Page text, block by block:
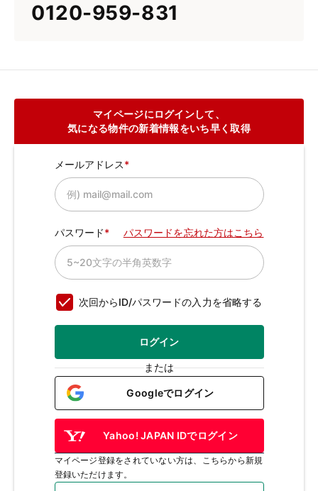
0120-959-831
マイページにログインして、
気になる物件の新着情報をいち早く取得
メールアドレス
パスワード パスワードを忘れた方はこちら
次回からID/パスワードの入力を省略する
ログイン
または
Googleでログイン
Yahoo! JAPAN IDでログイン
マイページ登録をされていない方は、こちらから新規
登録いただけます。